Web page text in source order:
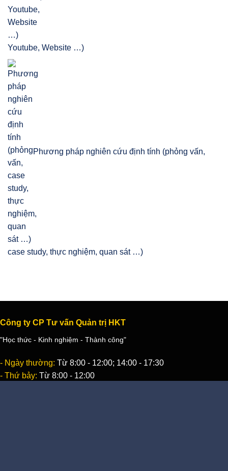
Youtube, Website …)
Phương pháp nghiên cứu định tính (phỏng vấn,
case study, thực nghiệm, quan sát …)
Công ty CP Tư vấn Quản trị HKT
"Học thức - Kinh nghiệm - Thành công"
- Ngày thường: Từ 8:00 - 12:00; 14:00 - 17:30
- Thứ bảy: Từ 8:00 - 12:00